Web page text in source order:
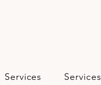
Services Services